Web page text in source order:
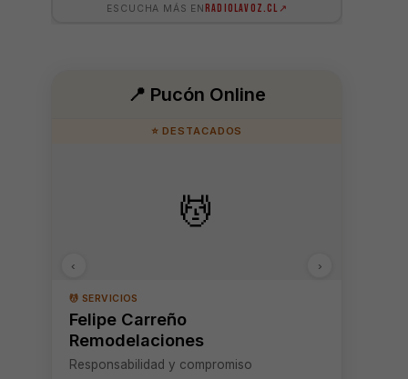
📍 Pucón Online
⭐ DESTACADOS
💆
💆 SERVICIOS
Felipe Carreño
Remodelaciones
Responsabilidad y compromiso
‹ ›